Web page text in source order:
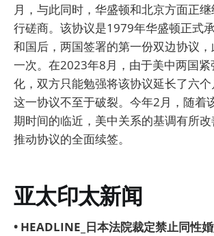
月，与此同时，华盛顿和北京方面正
行磋商。该协议是1979年华盛顿正式
和国后，两国签署的第一份双边协议
一次。在2023年8月，由于美中两国
化，双方只能勉强将该协议延长了六
这一协议不至于破裂。今年2月，随着
期时间的临近，美中关系的基调有所
推动协议的全面续签。
亚太印太新闻
• HEADLINE_日本法院裁定禁止同性